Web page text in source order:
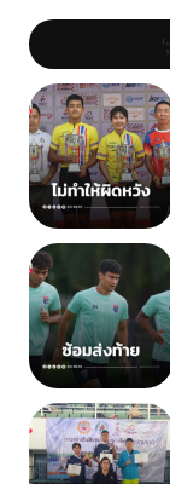
';